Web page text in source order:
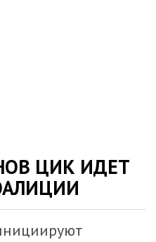
ЦИК ИДЕТ